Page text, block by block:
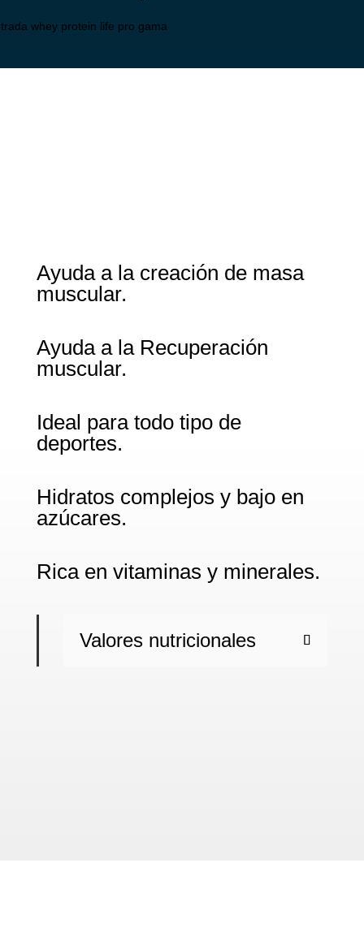
Ayuda a la creación de masa
muscular.
Ayuda a la Recuperación
muscular.
Ideal para todo tipo de
deportes.
Hidratos complejos y bajo en
azúcares.
Rica en vitaminas y minerales.
Valores nutricionales